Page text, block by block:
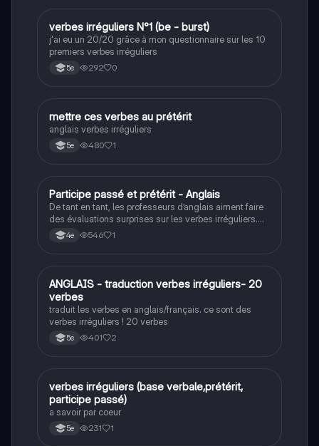
VAnglais
verbes irréguliers N°1 (be - burst)
j'ai eu un 20/20 grâce à mon questionnaire sur les 10
premiers verbes irréguliers
5e 292 0
MAnglais
mettre ces verbes au prétérit
anglais verbes irréguliers
5e 480 1
PAnglais
Participe passé et prétérit - Anglais
De tant en tant, les professeurs d’anglais aiment faire
des évaluations surprises sur les verbes irréguliers.
Ce quiz va vous aidez à réviser quelques verbes
irréguliers.
4e 546 1
AAnglais
ANGLAIS - traduction verbes irréguliers- 20
verbes
traduit les verbes en anglais/français. ce sont des
verbes irréguliers ! 20 verbes
5e 401 2
VAnglais
verbes irréguliers (base verbale,prétérit,
participe passé)
a savoir par coeur
5e 231 1